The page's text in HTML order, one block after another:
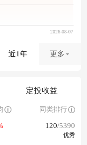
近1年 更多
定投收益
同类排行
120/5390
优秀